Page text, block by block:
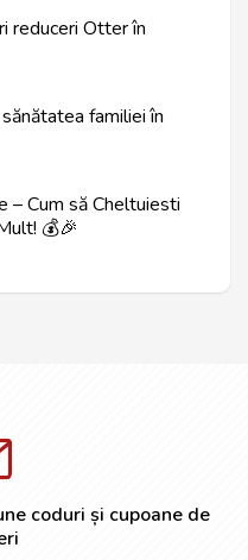
reduceri Otter în
familiei în
– Cum să Cheltuiesti
💰🎉
coduri și cupoane de